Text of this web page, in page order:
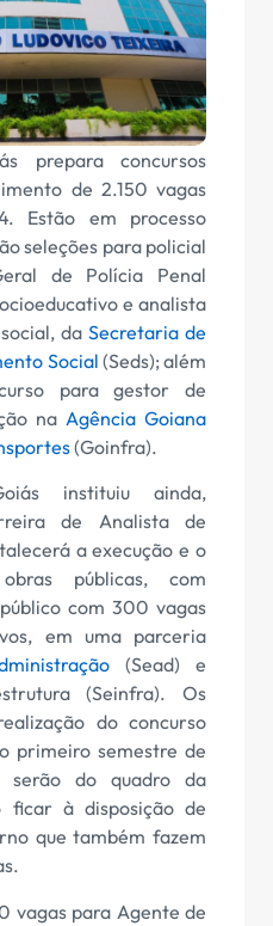
prepara concursos
de 2.150 vagas
Estão em processo
seleções para policial
de Polícia Penal
e analista
daSecretaria de
Social (Seds); além
para gestor de
na Agência Goiana
(Goinfra).
instituiu ainda,
de Analista de
a execução e o
públicas, com
com 300 vagas
em uma parceria
(Sead) e
(Seinfra). Os
do concurso
primeiro semestre de
serão do quadro da
ficar à disposição de
que também fazem
vagas para Agente de